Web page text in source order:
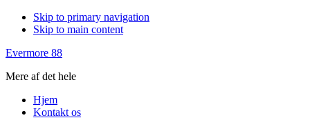
Skip to primary navigation
Skip to main content
Evermore 88
Mere af det hele
Hjem
Kontakt os